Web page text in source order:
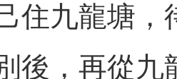
住九龍塘，
後，再從九